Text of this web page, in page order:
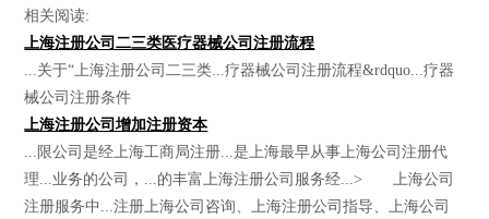
相关阅读:
上海注册公司二三类医疗器械公司注册流程
...关于“上海注册公司二三类...疗器械公司注册流程&rdquo...疗器
械公司注册条件
上海注册公司增加注册资本
...限公司是经上海工商局注册...是上海最早从事上海公司注册代
理...业务的公司，...的丰富上海注册公司服务经...> 上海公司
注册服务中...注册上海公司咨询、上海注册公司指导、上海公司